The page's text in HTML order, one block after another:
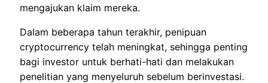
mengajukan klaim mereka.
Dalam beberapa tahun terakhir, penipuan
cryptocurrency telah meningkat, sehingga penting
bagi investor untuk berhati-hati dan melakukan
penelitian yang menyeluruh sebelum berinvestasi.